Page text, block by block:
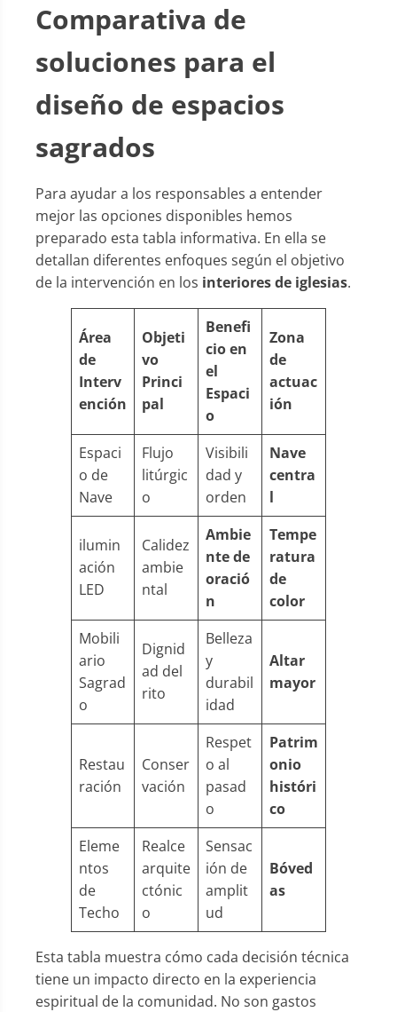
Comparativa de
soluciones para el
diseño de espacios
sagrados
Para ayudar a los responsables a entender
mejor las opciones disponibles hemos
preparado esta tabla informativa. En ella se
detallan diferentes enfoques según el objetivo
de la intervención en los interiores de iglesias.
Área
de
Interv
ención
Objeti
vo
Princi
pal
Benefi
cio en
el
Espaci
o
Zona
de
actuac
ión
Espaci
o de
Nave
Flujo
litúrgic
o
Visibili
dad y
orden
Nave
centra
l
ilumin
ación
LED
Calidez
ambie
ntal
Ambie
nte de
oració
n
Tempe
ratura
de
color
Mobili
ario
Sagrad
o
Dignid
ad del
rito
Belleza
y
durabil
idad
Altar
mayor
Restau
ración
Conser
vación
Respet
o al
pasad
o
Patrim
onio
históri
co
Eleme
ntos
de
Techo
Realce
arquite
ctónic
o
Sensac
ión de
amplit
ud
Bóved
as
Esta tabla muestra cómo cada decisión técnica
tiene un impacto directo en la experiencia
espiritual de la comunidad. No son gastos